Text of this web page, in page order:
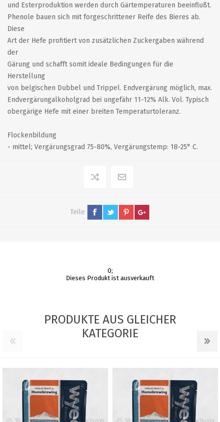
und Esterproduktion werden durch Gärtemperaturen beeinflußt.
Phenole bauen sich mit forgeschrittener Reife des Bieres ab.
Diese
Art der Hefe profitiert von zusätzlichen Zuckergaben während
der
Gärung und schafft somit ideale Bedingungen für die
Herstellung
von belgischen Dubbel und Trippel. Endvergärung möglich, max.
Endvergärungalkoholgrad bei ungefähr 11-12% Alk. Vol. Typisch
obergärige Hefe mit einer breiten Temperaturtoleranz.
Flockenbildung
- mittel; Vergärungsgrad 75-80%, Vergärungstemp: 18-25° C.
Teile
0;
Dieses Produkt ist ausverkauft
PRODUKTE AUS GLEICHER
KATEGORIE